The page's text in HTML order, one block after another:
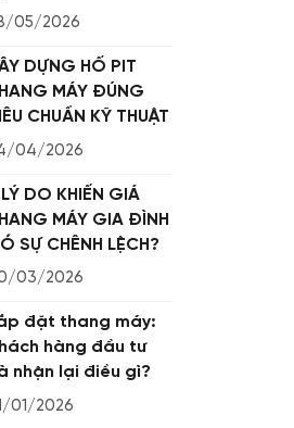
05/2026
DỰNG HỐ PIT
MÁY ĐÚNG
CHUẨN KỸ THUẬT
04/2026
DO KHIẾN GIÁ
MÁY GIA ĐÌNH
SỰ CHÊNH LỆCH?
03/2026
đặt thang máy:
hàng đầu tư
nhận lại điều gì?
01/2026